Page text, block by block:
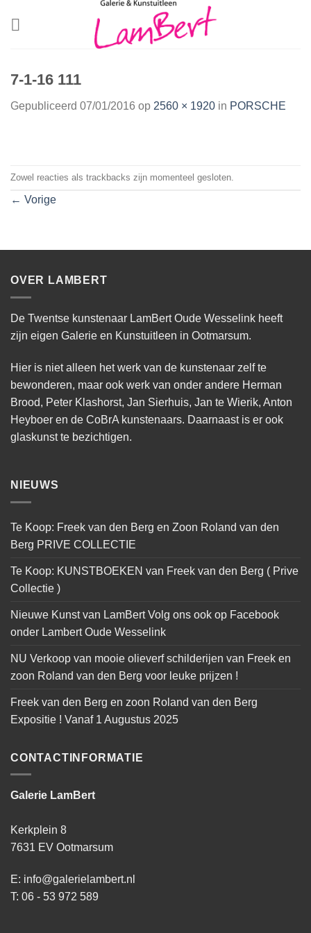
7-1-16 111
Gepubliceerd 07/01/2016 op 2560 × 1920 in PORSCHE
Zowel reacties als trackbacks zijn momenteel gesloten.
← Vorige
OVER LAMBERT
De Twentse kunstenaar LamBert Oude Wesselink heeft
zijn eigen Galerie en Kunstuitleen in Ootmarsum.
Hier is niet alleen het werk van de kunstenaar zelf te
bewonderen, maar ook werk van onder andere Herman
Brood, Peter Klashorst, Jan Sierhuis, Jan te Wierik, Anton
Heyboer en de CoBrA kunstenaars. Daarnaast is er ook
glaskunst te bezichtigen.
NIEUWS
Te Koop: Freek van den Berg en Zoon Roland van den
Berg PRIVE COLLECTIE
Te Koop: KUNSTBOEKEN van Freek van den Berg ( Prive
Collectie )
Nieuwe Kunst van LamBert Volg ons ook op Facebook
onder Lambert Oude Wesselink
NU Verkoop van mooie olieverf schilderijen van Freek en
zoon Roland van den Berg voor leuke prijzen !
Freek van den Berg en zoon Roland van den Berg
Expositie ! Vanaf 1 Augustus 2025
CONTACTINFORMATIE
Galerie LamBert
Kerkplein 8
7631 EV Ootmarsum
E: info@galerielambert.nl
T: 06 - 53 972 589